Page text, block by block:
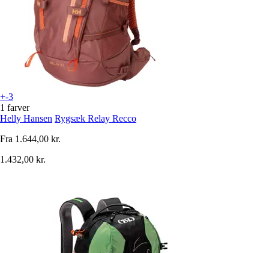
+-3
1 farver
Helly Hansen Rygsæk Relay Recco
Fra 1.644,00 kr.
1.432,00 kr.